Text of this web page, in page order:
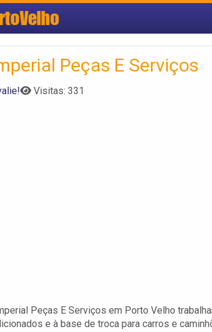
Peças E Serviços
Visitas: 331
Peças E Serviços em Porto Velho
e à base de troca para carros e